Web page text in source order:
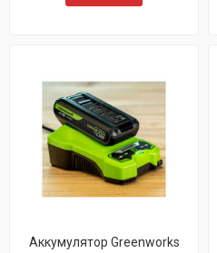
Аккумулятор Greenworks